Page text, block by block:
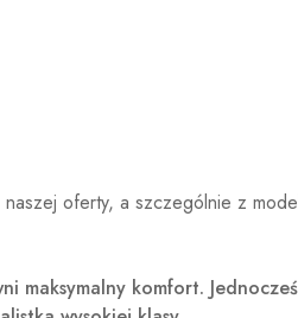
oferty, a szczególnie z
komfort.